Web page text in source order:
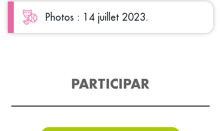
Photos : 14 juillet 2023.
PARTICIPAR